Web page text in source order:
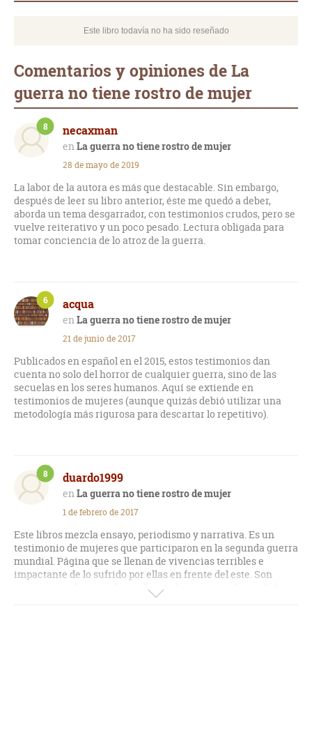
Este libro todavía no ha sido reseñado
Comentarios y opiniones de La
guerra no tiene rostro de mujer
necaxman
La guerra no tiene rostro de mujer
8
28 de mayo de 2019
La labor de la autora es más que destacable. Sin embargo,
después de leer su libro anterior, éste me quedó a deber,
aborda un tema desgarrador, con testimonios crudos, pero se
vuelve reiterativo y un poco pesado. Lectura obligada para
tomar conciencia de lo atroz de la guerra.
acqua
La guerra no tiene rostro de mujer
6
21 de junio de 2017
Publicados en español en el 2015, estos testimonios dan
cuenta no solo del horror de cualquier guerra, sino de las
secuelas en los seres humanos. Aquí se extiende en
testimonios de mujeres (aunque quizás debió utilizar una
metodología más rigurosa para descartar lo repetitivo).
duardo1999
La guerra no tiene rostro de mujer
8
1 de febrero de 2017
Este libros mezcla ensayo, periodismo y narrativa. Es un
testimonio de mujeres que participaron en la segunda guerra
mundial. Página que se llenan de vivencias terribles e
impactante de lo sufrido por ellas en frente del este. Son
testimonios desgarradores, llenos de sangre, enfermedades,
amputaciones y muertes. No cabe la menor duda que es muy